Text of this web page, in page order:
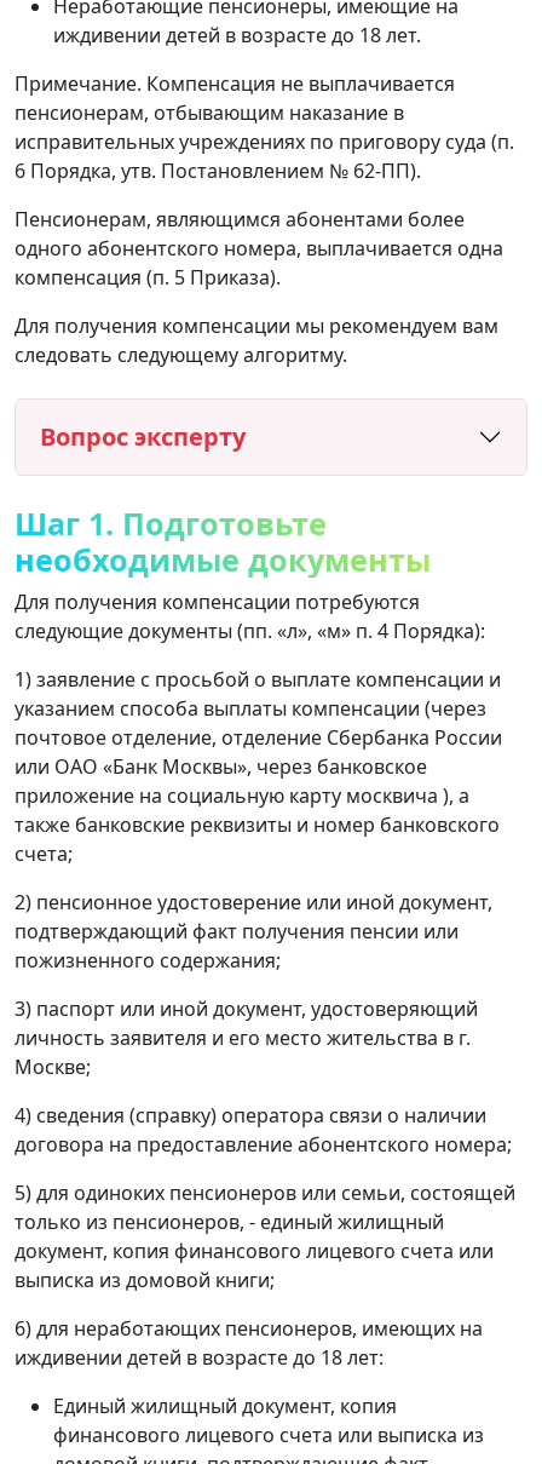
Неработающие пенсионеры, имеющие на
иждивении детей в возрасте до 18 лет.
Примечание. Компенсация не выплачивается
пенсионерам, отбывающим наказание в
исправительных учреждениях по приговору суда (п.
6 Порядка, утв. Постановлением № 62-ПП).
Пенсионерам, являющимся абонентами более
одного абонентского номера, выплачивается одна
компенсация (п. 5 Приказа).
Для получения компенсации мы рекомендуем вам
следовать следующему алгоритму.
Вопрос эксперту
Шаг 1. Подготовьте
необходимые документы
Для получения компенсации потребуются
следующие документы (пп. «л», «м» п. 4 Порядка):
1) заявление с просьбой о выплате компенсации и
указанием способа выплаты компенсации (через
почтовое отделение, отделение Сбербанка России
или ОАО «Банк Москвы», через банковское
приложение на социальную карту москвича ), а
также банковские реквизиты и номер банковского
счета;
2) пенсионное удостоверение или иной документ,
подтверждающий факт получения пенсии или
пожизненного содержания;
3) паспорт или иной документ, удостоверяющий
личность заявителя и его место жительства в г.
Москве;
4) сведения (справку) оператора связи о наличии
договора на предоставление абонентского номера;
5) для одиноких пенсионеров или семьи, состоящей
только из пенсионеров, - единый жилищный
документ, копия финансового лицевого счета или
выписка из домовой книги;
6) для неработающих пенсионеров, имеющих на
иждивении детей в возрасте до 18 лет:
Единый жилищный документ, копия
финансового лицевого счета или выписка из